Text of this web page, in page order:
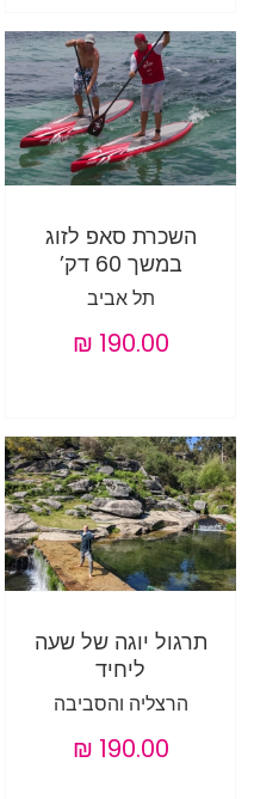
השכרת סאפ לזוג
במשך 60 דק’
תל אביב
תרגול יוגה של שעה
ליחיד
הרצליה והסביבה